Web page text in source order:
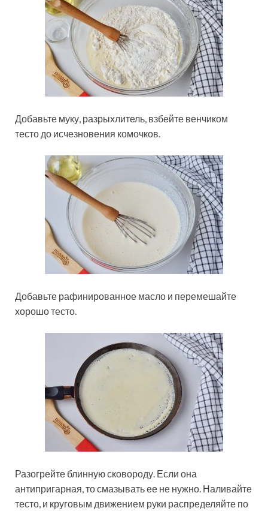
Добавьте муку, разрыхлитель, взбейте венчиком
тесто до исчезновения комочков.
Добавьте рафинированное масло и перемешайте
хорошо тесто.
Разогрейте блинную сковороду. Если она
антипригарная, то смазывать ее не нужно. Наливайте
тесто, и круговым движением руки распределяйте по